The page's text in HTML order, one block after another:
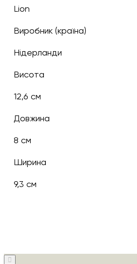
Lion
Виробник (країна)
Нідерланди
Висота
12,6 см
Довжина
8 см
Ширина
9,3 см